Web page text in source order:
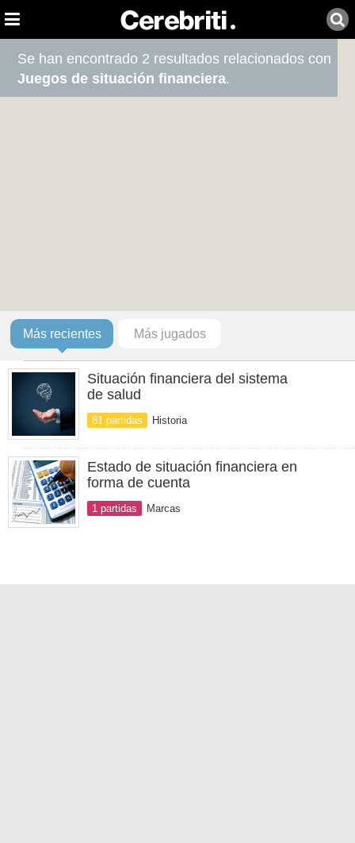
Se han encontrado 2 resultados relacionados con
Juegos de situación financiera.
Más recientes Más jugados
Situación financiera del sistema
de salud
81 partidas Historia
Estado de situación financiera en
forma de cuenta
1 partidas Marcas